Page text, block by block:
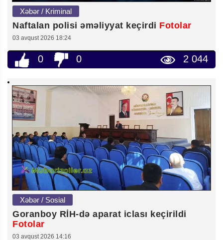
Xəbər / Kriminal
Naftalan polisi əməliyyat keçirdi Fotolar
03 avqust 2026 18:24
0 0 2 044
Xəbər / Sosial
Goranboy RİH-də aparat iclası keçirildi
Fotolar
03 avqust 2026 14:16